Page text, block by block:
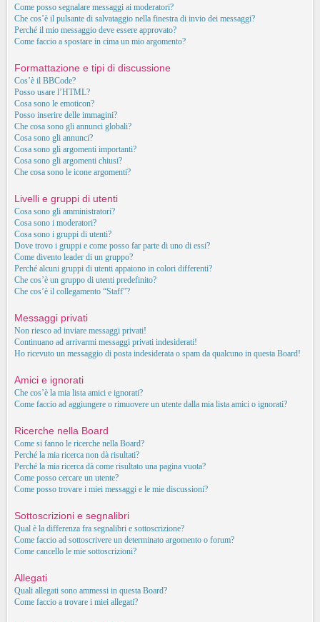
Come posso segnalare messaggi ai moderatori?
Che cos’è il pulsante di salvataggio nella finestra di invio dei messaggi?
Perché il mio messaggio deve essere approvato?
Come faccio a spostare in cima un mio argomento?
Formattazione e tipi di discussione
Cos’è il BBCode?
Posso usare l’HTML?
Cosa sono le emoticon?
Posso inserire delle immagini?
Che cosa sono gli annunci globali?
Cosa sono gli annunci?
Cosa sono gli argomenti importanti?
Cosa sono gli argomenti chiusi?
Che cosa sono le icone argomenti?
Livelli e gruppi di utenti
Cosa sono gli amministratori?
Cosa sono i moderatori?
Cosa sono i gruppi di utenti?
Dove trovo i gruppi e come posso far parte di uno di essi?
Come divento leader di un gruppo?
Perché alcuni gruppi di utenti appaiono in colori differenti?
Che cos’è un gruppo di utenti predefinito?
Che cos’è il collegamento “Staff”?
Messaggi privati
Non riesco ad inviare messaggi privati!
Continuano ad arrivarmi messaggi privati indesiderati!
Ho ricevuto un messaggio di posta indesiderata o spam da qualcuno in questa Board!
Amici e ignorati
Che cos’è la mia lista amici e ignorati?
Come faccio ad aggiungere o rimuovere un utente dalla mia lista amici o ignorati?
Ricerche nella Board
Come si fanno le ricerche nella Board?
Perché la mia ricerca non dà risultati?
Perché la mia ricerca dà come risultato una pagina vuota?
Come posso cercare un utente?
Come posso trovare i miei messaggi e le mie discussioni?
Sottoscrizioni e segnalibri
Qual è la differenza fra segnalibri e sottoscrizione?
Come faccio ad sottoscrivere un determinato argomento o forum?
Come cancello le mie sottoscrizioni?
Allegati
Quali allegati sono ammessi in questa Board?
Come faccio a trovare i miei allegati?